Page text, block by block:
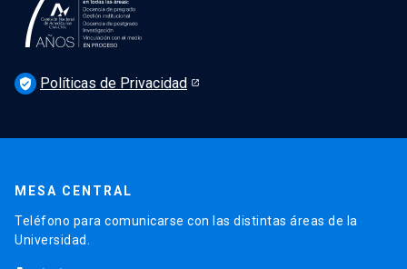
Noticias
Derecho UC en los medios
Newsletter Derecho UC 360
verified_user Políticas de Privacidad
MESA CENTRAL
Teléfono para comunicarse con las distintas áreas de la
Universidad.